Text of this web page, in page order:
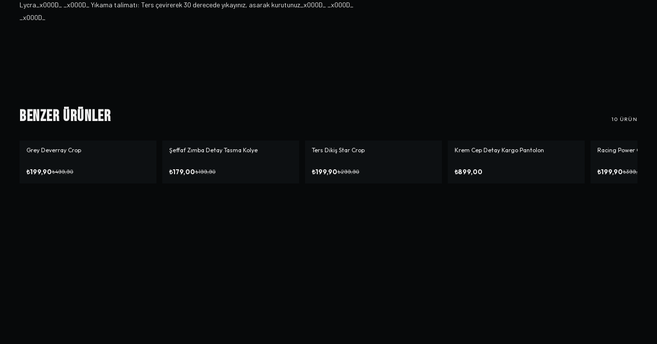
Lycra_x000D_ _x000D_ Yıkama talimatı: Ters çevirerek 30 derecede yıkayınız, asarak kurutunuz_x000D_ _x000D_
_x000D_
Benzer Ürünler 10 ÜRÜN
-%60
Grey Deverray Crop
₺199,90₺499,90
-%10
Şeffaf Zımba Detay Tasma Kolye
₺179,00₺199,90
-%33
Ters Dikiş Star Crop
₺199,90₺299,90
Krem Cep Detay Kargo Pantolon
₺899,00
-%50
Racing Power Crop
₺199,90₺399,90